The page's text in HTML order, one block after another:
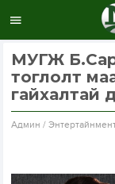
МУГЖ
тоглолт
гайхалтай
Aдмин /